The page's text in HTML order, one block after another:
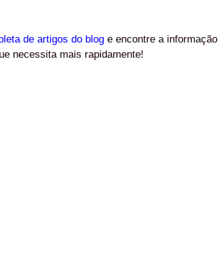
de artigos do blog e encontre a informação
necessita mais rapidamente!